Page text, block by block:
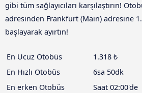
gibi tüm sağlayıcıları karşılaştırın!
adresinden Frankfurt (Main) adresine
başlayarak ayırtın!
En Ucuz Otobüs
1.318 ₺
En Hızlı Otobüs
6sa 50dk
En erken Otobüs
Saat 02:00'de